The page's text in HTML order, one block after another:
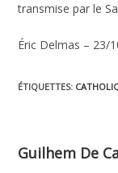
transmise par le
Éric Delmas – 23/
ÉTIQUETTES:
Guilhem De